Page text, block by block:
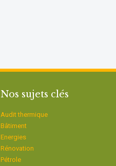
Nos sujets clés
Audit thermique
Bâtiment
Energies
Rénovation
Pétrole